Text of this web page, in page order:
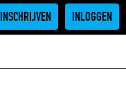
INSCHRIJVEN INLOGGEN